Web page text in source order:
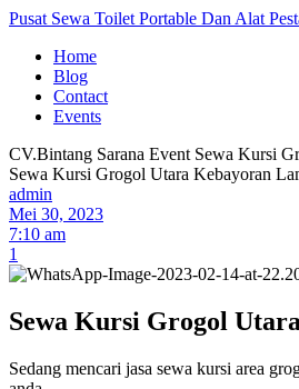
Pusat Sewa Toilet Portable Dan Alat
Home
Blog
Contact
Events
CV.Bintang Sarana Event Sewa Kursi
Sewa Kursi Grogol Utara Kebayoran
admin
Mei 30, 2023
7:10 am
1
Sewa Kursi Grogol
Sedang mencari jasa sewa kursi area